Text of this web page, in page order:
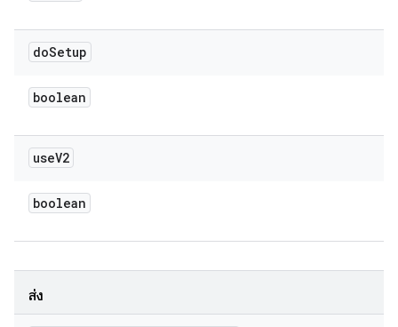
doSetup
boolean
useV2
boolean
ส่ง